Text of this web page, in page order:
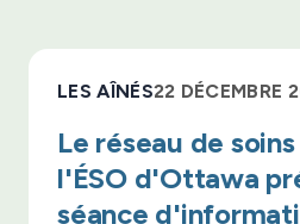
LES AÎNÉS22 DÉCEMBRE
Le réseau de
l'ÉSO d'Ottawa
séance